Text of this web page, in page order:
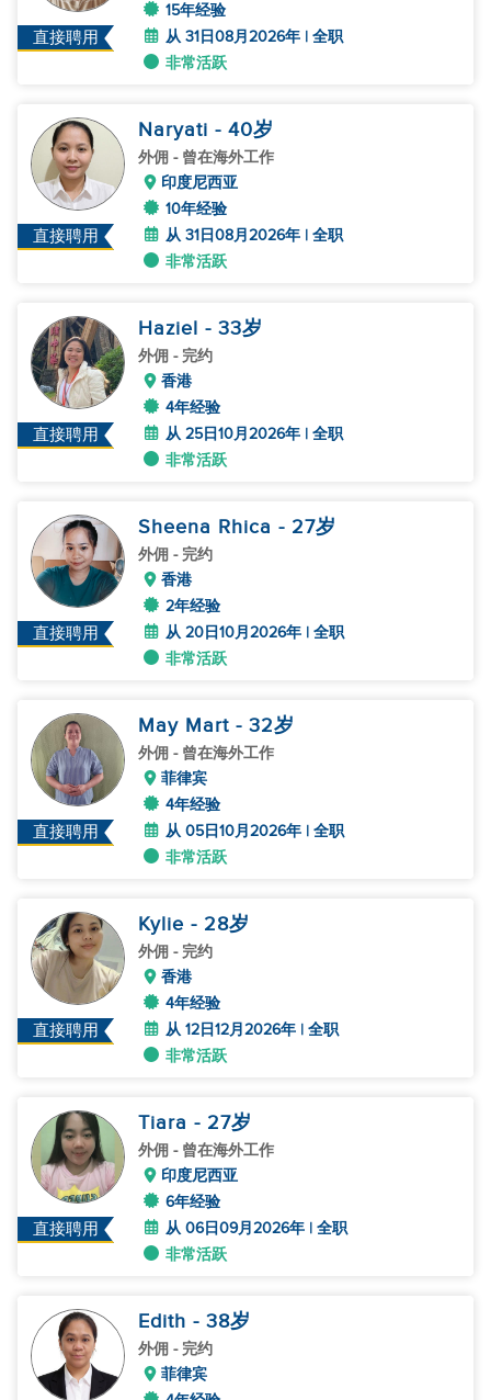
直接聘用
15年经验
从 31日08月2026年 | 全职
非常活跃
直接聘用
Naryati - 40岁
外佣 - 曾在海外工作
印度尼西亚
10年经验
从 31日08月2026年 | 全职
非常活跃
直接聘用
Haziel - 33岁
外佣 - 完约
香港
4年经验
从 25日10月2026年 | 全职
非常活跃
直接聘用
Sheena Rhica - 27岁
外佣 - 完约
香港
2年经验
从 20日10月2026年 | 全职
非常活跃
直接聘用
May Mart - 32岁
外佣 - 曾在海外工作
菲律宾
4年经验
从 05日10月2026年 | 全职
非常活跃
直接聘用
Kylie - 28岁
外佣 - 完约
香港
4年经验
从 12日12月2026年 | 全职
非常活跃
直接聘用
Tiara - 27岁
外佣 - 曾在海外工作
印度尼西亚
6年经验
从 06日09月2026年 | 全职
非常活跃
Edith - 38岁
外佣 - 完约
菲律宾